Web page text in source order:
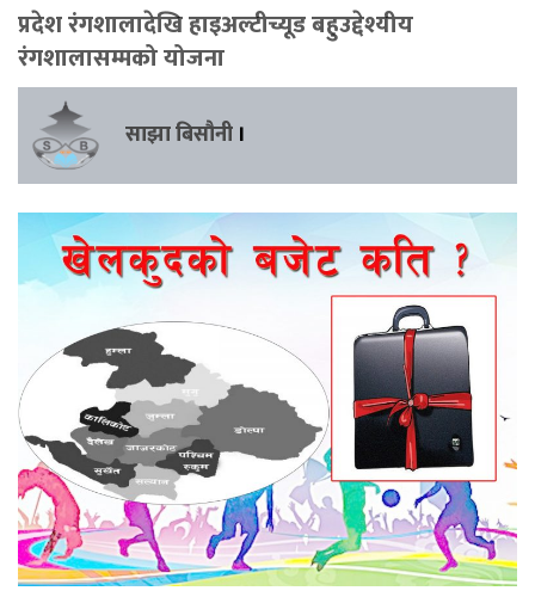
प्रदेश रंगशालादेखि हाइअल्टीच्यूड बहुउद्देश्यीय
रंगशालासम्मको योजना
साझा बिसौनी ।